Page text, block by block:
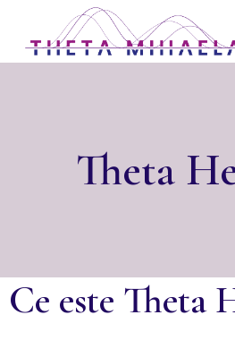
Theta
Ce este Theta